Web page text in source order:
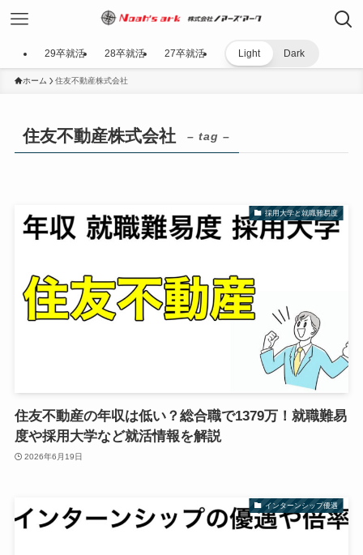
29卒就活 28卒就活 27卒就活 Light Dark
ホーム 住友不動産株式会社
住友不動産株式会社 – tag –
採用大学と就職難易度
住友不動産の年収は低い？総合職で1379万！就職難易
度や採用大学など就活情報を解説
2026年6月19日
インターンシップ優遇